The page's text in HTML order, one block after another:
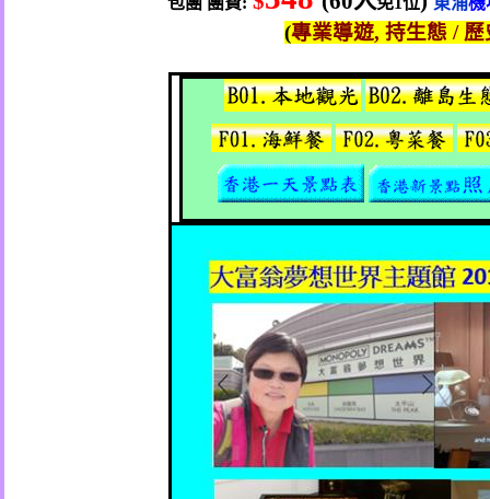
(專業導遊, 持生態 / 歷